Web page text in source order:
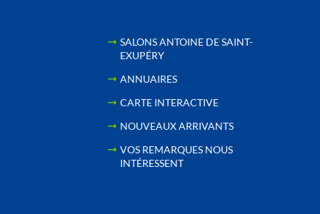
SALONS ANTOINE DE SAINT-
EXUPÉRY
ANNUAIRES
CARTE INTERACTIVE
NOUVEAUX ARRIVANTS
VOS REMARQUES NOUS
INTÉRESSENT